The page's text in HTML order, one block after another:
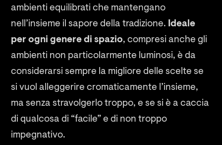
ambienti equilibrati che mantengano
nell’insieme il sapore della tradizione. Ideale
per ogni genere di spazio, compresi anche gli
ambienti non particolarmente luminosi, è da
considerarsi sempre la migliore delle scelte se
si vuol alleggerire cromaticamente l’insieme,
ma senza stravolgerlo troppo, e se si è a caccia
di qualcosa di “facile” e di non troppo
impegnativo.